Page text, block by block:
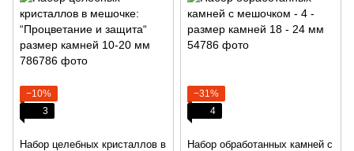
−10%
3
Набор целебных кристаллов в
−31%
4
Набор обработанных камней с